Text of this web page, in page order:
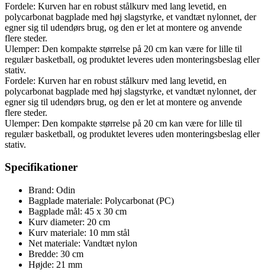
Fordele: Kurven har en robust stålkurv med lang levetid, en
polycarbonat bagplade med høj slagstyrke, et vandtæt nylonnet, der
egner sig til udendørs brug, og den er let at montere og anvende
flere steder.
Ulemper: Den kompakte størrelse på 20 cm kan være for lille til
regulær basketball, og produktet leveres uden monteringsbeslag eller
stativ.
Fordele: Kurven har en robust stålkurv med lang levetid, en
polycarbonat bagplade med høj slagstyrke, et vandtæt nylonnet, der
egner sig til udendørs brug, og den er let at montere og anvende
flere steder.
Ulemper: Den kompakte størrelse på 20 cm kan være for lille til
regulær basketball, og produktet leveres uden monteringsbeslag eller
stativ.
Specifikationer
Brand: Odin
Bagplade materiale: Polycarbonat (PC)
Bagplade mål: 45 x 30 cm
Kurv diameter: 20 cm
Kurv materiale: 10 mm stål
Net materiale: Vandtæt nylon
Bredde: 30 cm
Højde: 21 mm